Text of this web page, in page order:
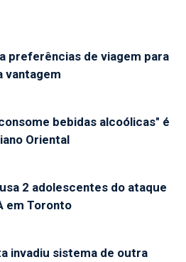
preferências de viagem para
vantagem
bebidas alcoólicas" é
Oriental
2 adolescentes do ataque
em Toronto
invadiu sistema de outra